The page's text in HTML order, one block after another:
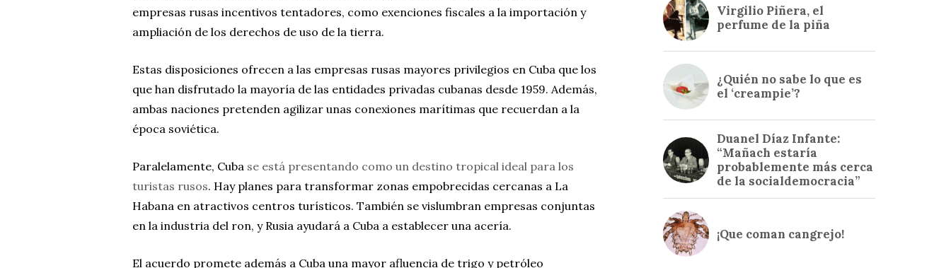
empresas rusas incentivos tentadores, como exenciones fiscales a la importación y
ampliación de los derechos de uso de la tierra.
Estas disposiciones ofrecen a las empresas rusas mayores privilegios en Cuba que los
que han disfrutado la mayoría de las entidades privadas cubanas desde 1959. Además,
ambas naciones pretenden agilizar unas conexiones marítimas que recuerdan a la
época soviética.
Paralelamente, Cuba se está presentando como un destino tropical ideal para los
turistas rusos. Hay planes para transformar zonas empobrecidas cercanas a La
Habana en atractivos centros turísticos. También se vislumbran empresas conjuntas
en la industria del ron, y Rusia ayudará a Cuba a establecer una acería.
El acuerdo promete además a Cuba una mayor afluencia de trigo y petróleo